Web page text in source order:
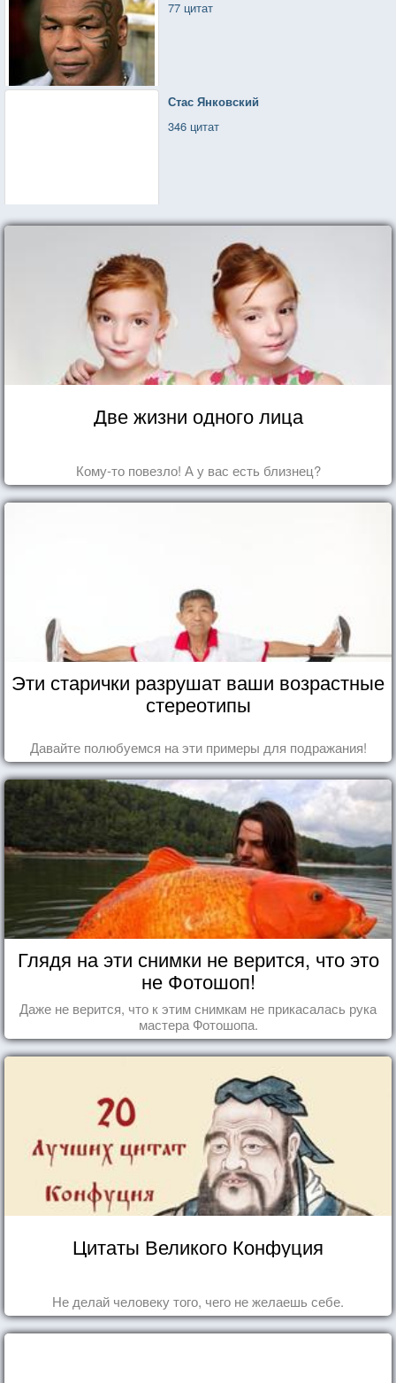
77 цитат
Стас Янковский
346 цитат
Две жизни одного лица
Кому-то повезло! А у вас есть близнец?
Эти старички разрушат ваши возрастные
стереотипы
Давайте полюбуемся на эти примеры для подражания!
Глядя на эти снимки не верится, что это
не Фотошоп!
Даже не верится, что к этим снимкам не прикасалась рука
мастера Фотошопа.
Цитаты Великого Конфуция
Не делай человеку того, чего не желаешь себе.